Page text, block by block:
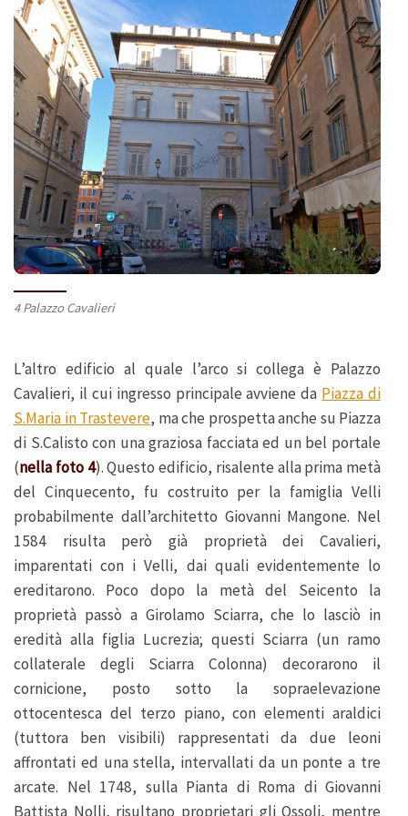
4 Palazzo Cavalieri
L’altro edificio al quale l’arco si collega è Palazzo
Cavalieri, il cui ingresso principale avviene da Piazza di
S.Maria in Trastevere, ma che prospetta anche su Piazza
di S.Calisto con una graziosa facciata ed un bel portale
(nella foto 4). Questo edificio, risalente alla prima metà
del Cinquecento, fu costruito per la famiglia Velli
probabilmente dall’architetto Giovanni Mangone. Nel
1584 risulta però già proprietà dei Cavalieri,
imparentati con i Velli, dai quali evidentemente lo
ereditarono. Poco dopo la metà del Seicento la
proprietà passò a Girolamo Sciarra, che lo lasciò in
eredità alla figlia Lucrezia; questi Sciarra (un ramo
collaterale degli Sciarra Colonna) decorarono il
cornicione, posto sotto la sopraelevazione
ottocentesca del terzo piano, con elementi araldici
(tuttora ben visibili) rappresentati da due leoni
affrontati ed una stella, intervallati da un ponte a tre
arcate. Nel 1748, sulla Pianta di Roma di Giovanni
Battista Nolli, risultano proprietari gli Ossoli, mentre